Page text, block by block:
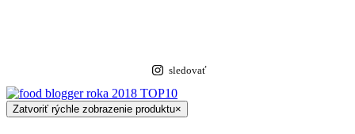
sledovať
Zatvoriť rýchle zobrazenie produktu×